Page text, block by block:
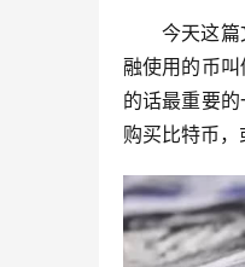
今天这
融使用的币
的话最重要
购买比特币，